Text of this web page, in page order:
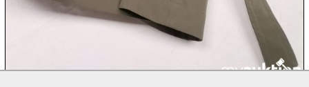
11.08: